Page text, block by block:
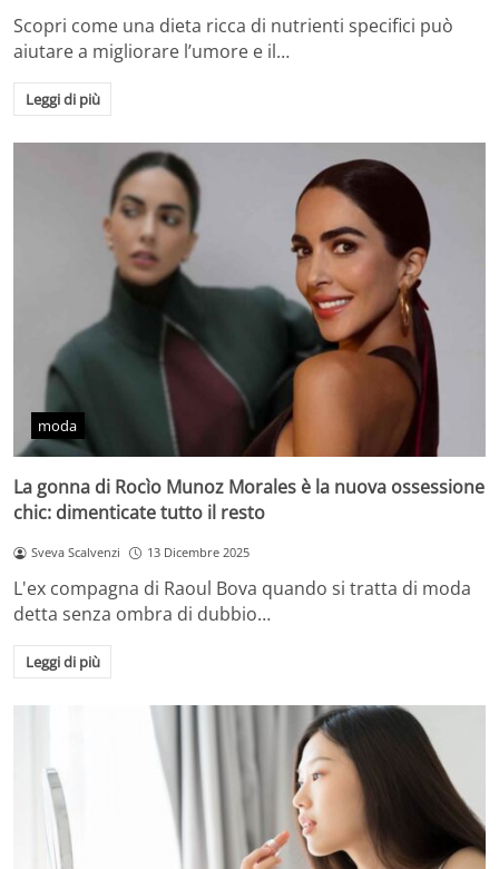
Scopri come una dieta ricca di nutrienti specifici può
aiutare a migliorare l’umore e il…
Leggi di più
moda
La gonna di Rocìo Munoz Morales è la nuova ossessione
chic: dimenticate tutto il resto
Sveva Scalvenzi 13 Dicembre 2025
L'ex compagna di Raoul Bova quando si tratta di moda
detta senza ombra di dubbio…
Leggi di più